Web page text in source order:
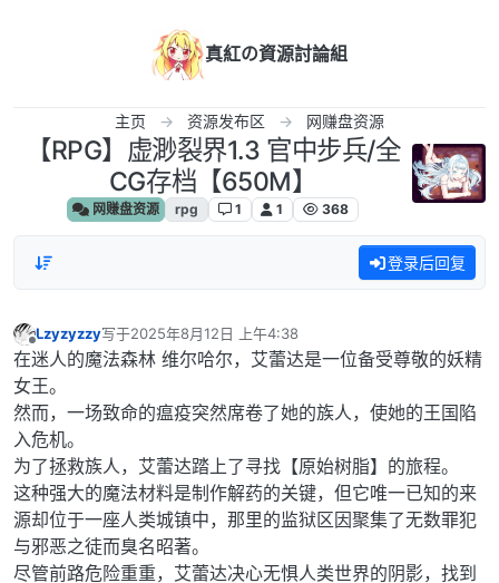
真紅の資源討論組
主页 资源发布区 网赚盘资源
【RPG】虚渺裂界1.3 官中步兵/全
CG存档【650M】
网赚盘资源 rpg 1 1 368
登录后回复
离线
Lzyzyzzy写于2025年8月12日 上午4:38
最后由 编辑
在迷人的魔法森林 维尔哈尔，艾蕾达是一位备受尊敬的妖精
女王。
然而，一场致命的瘟疫突然席卷了她的族人，使她的王国陷
入危机。
为了拯救族人，艾蕾达踏上了寻找【原始树脂】的旅程。
这种强大的魔法材料是制作解药的关键，但它唯一已知的来
源却位于一座人类城镇中，那里的监狱区因聚集了无数罪犯
与邪恶之徒而臭名昭著。
尽管前路危险重重，艾蕾达决心无惧人类世界的阴影，找到